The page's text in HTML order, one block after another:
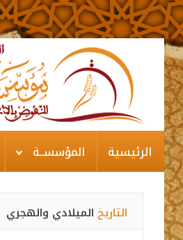
الرئيسية المؤسســة
التاريخ الميلادي والهجري